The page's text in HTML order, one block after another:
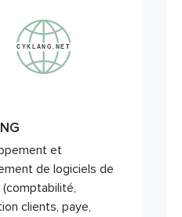
et
de logiciels de
clients, paye,